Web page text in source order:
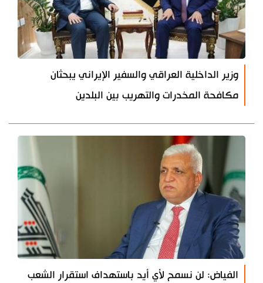
وزير الداخلية العراقي والسفير الإيراني يبحثان
مكافحة المخدرات والتهريب بين البلدين
الفياض: لن نسمح لأي أيد باستهداف استقرار الشعب